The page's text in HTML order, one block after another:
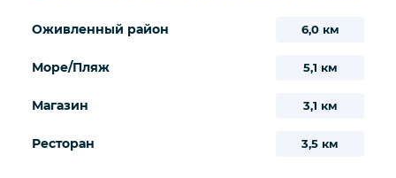
Оживленный район 6,0 км
Море/Пляж 5,1 км
Магазин 3,1 км
Ресторан 3,5 км